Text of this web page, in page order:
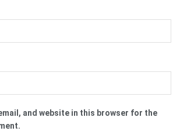
and website in this browser for the